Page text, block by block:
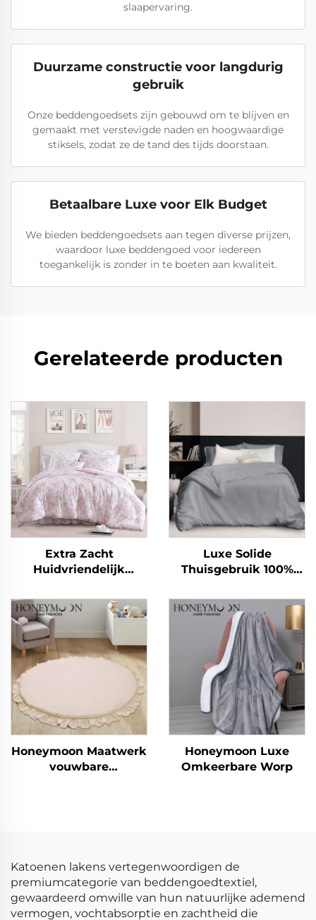
slaapervaring.
Duurzame constructie voor langdurig
gebruik
Onze beddengoedsets zijn gebouwd om te blijven en
gemaakt met verstevigde naden en hoogwaardige
stiksels, zodat ze de tand des tijds doorstaan.
Betaalbare Luxe voor Elk Budget
We bieden beddengoedsets aan tegen diverse prijzen,
waardoor luxe beddengoed voor iedereen
toegankelijk is zonder in te boeten aan kwaliteit.
Gerelateerde producten
Extra Zacht
Huidvriendelijk
Microvezel Deken
Lichte Alternatief voor
Eendendekens Duvet
Luxe Solide
Thuisgebruik 100%
Katoen Hoge Kwaliteit
Ademend Natuurlijk
Duvetset
Honeymoon Maatwerk
vouwbare
Honeymoon Luxe
Omkeerbare Worp
Katoenen lakens vertegenwoordigen de
premiumcategorie van beddengoedtextiel,
gewaardeerd omwille van hun natuurlijke ademend
vermogen, vochtabsorptie en zachtheid die